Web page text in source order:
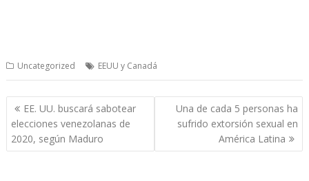
Uncategorized EEUU y Canadá
Navegación
de
entradas
EE. UU. buscará sabotear
elecciones venezolanas de
2020, según Maduro
Una de cada 5 personas ha
sufrido extorsión sexual en
América Latina